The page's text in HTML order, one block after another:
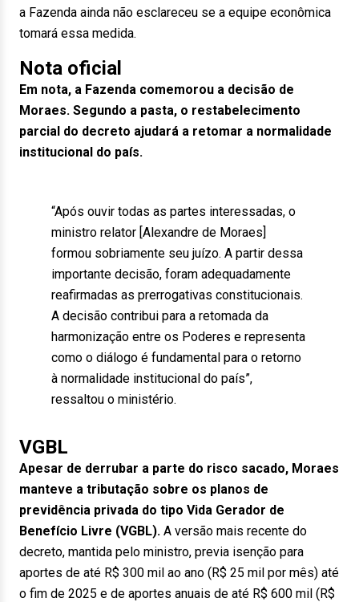
a Fazenda ainda não esclareceu se a equipe econômica
tomará essa medida.
Nota oficial
Em nota, a Fazenda comemorou a decisão de
Moraes. Segundo a pasta, o restabelecimento
parcial do decreto ajudará a retomar a normalidade
institucional do país.
“Após ouvir todas as partes interessadas, o
ministro relator [Alexandre de Moraes]
formou sobriamente seu juízo. A partir dessa
importante decisão, foram adequadamente
reafirmadas as prerrogativas constitucionais.
A decisão contribui para a retomada da
harmonização entre os Poderes e representa
como o diálogo é fundamental para o retorno
à normalidade institucional do país”,
ressaltou o ministério.
VGBL
Apesar de derrubar a parte do risco sacado, Moraes
manteve a tributação sobre os planos de
previdência privada do tipo Vida Gerador de
Benefício Livre (VGBL). A versão mais recente do
decreto, mantida pelo ministro, previa isenção para
aportes de até R$ 300 mil ao ano (R$ 25 mil por mês) até
o fim de 2025 e de aportes anuais de até R$ 600 mil (R$